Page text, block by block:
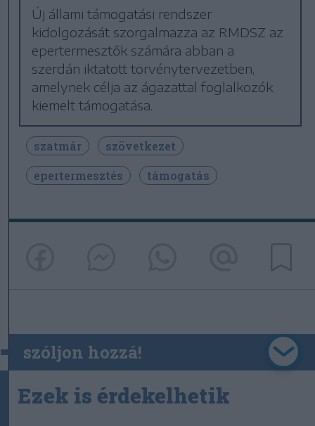
Új állami támogatási rendszer
kidolgozását szorgalmazza az RMDSZ az
epertermesztők számára abban a
szerdán iktatott törvénytervezetben,
amelynek célja az ágazattal foglalkozók
kiemelt támogatása.
szatmár
szövetkezet
epertermesztés
támogatás
szóljon hozzá!
Ezek is érdekelhetik